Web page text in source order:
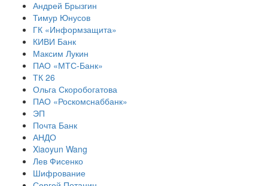
Андрей Брызгин
Тимур Юнусов
ГК «Информзащита»
КИВИ Банк
Максим Лукин
ПАО «МТС-Банк»
ТК 26
Ольга Скоробогатова
ПАО «Роскомснаббанк»
ЭП
Почта Банк
АНДО
Xiaoyun Wang
Лев Фисенко
Шифрование